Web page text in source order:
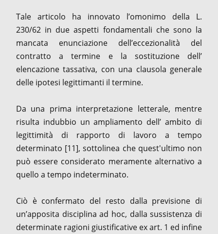
Tale articolo ha innovato l’omonimo della L.
230/62 in due aspetti fondamentali che sono la
mancata enunciazione dell’eccezionalità del
contratto a termine e la sostituzione dell’
elencazione tassativa, con una clausola generale
delle ipotesi legittimanti il termine.
Da una prima interpretazione letterale, mentre
risulta indubbio un ampliamento dell’ ambito di
legittimità di rapporto di lavoro a tempo
determinato [11], sottolinea che quest'ultimo non
può essere considerato meramente alternativo a
quello a tempo indeterminato.
Ciò è confermato del resto dalla previsione di
un’apposita disciplina ad hoc, dalla sussistenza di
determinate ragioni giustificative ex art. 1 ed infine